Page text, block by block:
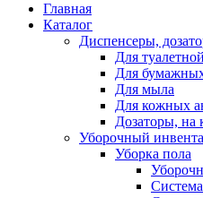
Главная
Каталог
Диспенсеры,
Для
Для
Для мыла
Для кожных
Дозаторы, на
Уборочный
Уборка пола